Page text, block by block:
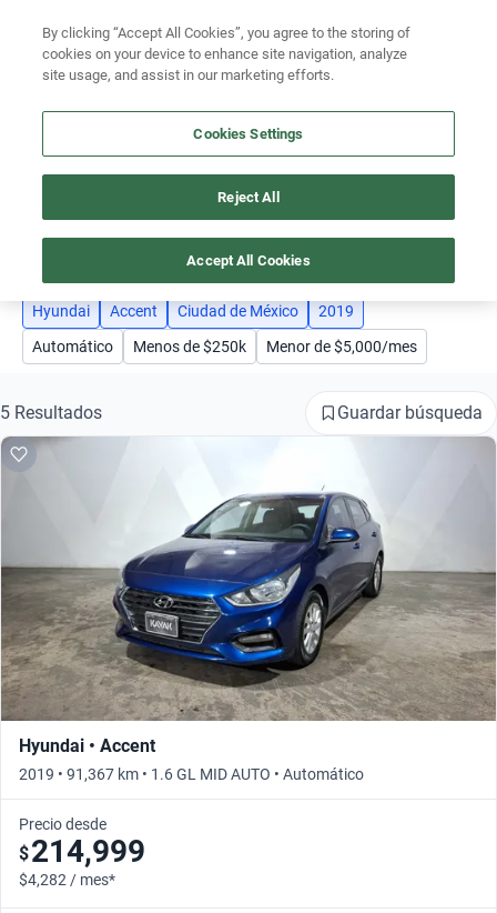
Ubicación
AUTOS HYUNDAI ACCENT AÑO 2019 CIUDAD DE MÉXICO
Busca por marca
Busca por año
Busca por marca
Busca por modelo
4
Hyundai Accent Ciudad de México
2019
Automático
Menos de $250k Menor de $5,000/mes
5 Resultados Guardar búsqueda
Hyundai • Accent
2019 • 91,367 km • 1.6 GL MID AUTO • Automático
Precio desde
$214,999
$4,282 / mes*
By clicking “Accept All Cookies”, you agree to the storing of
cookies on your device to enhance site navigation, analyze
site usage, and assist in our marketing efforts.
Cookies Settings
Reject All
Accept All Cookies